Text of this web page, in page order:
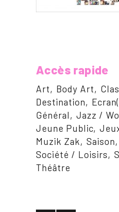
Accès rapide
Art Body Art
Destination
Général
Jazz /
Jeune Public
Muzik Zak
Saison
Société / Loisirs
Théâtre